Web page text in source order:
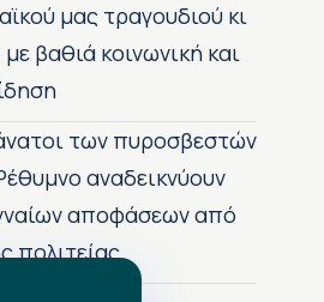
μας τραγουδιού κι
βαθιά κοινωνική και
των πυροσβεστών
αναδεικνύουν
αποφάσεων από
πολιτείας